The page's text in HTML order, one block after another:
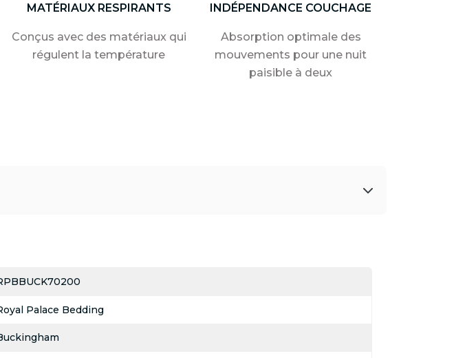
MATÉRIAUX RESPIRANTS
Conçus avec des matériaux qui
régulent la température
INDÉPENDANCE COUCHAGE
Absorption optimale des
mouvements pour une nuit
paisible à deux
Palace Bedding